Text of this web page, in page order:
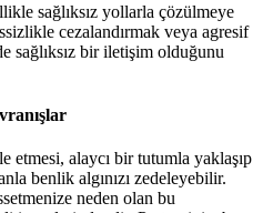
sağlıksız yollarla çözülmeye
cezalandırmak veya agresif
sağlıksız bir iletişim olduğunu
etmesi, alaycı bir tutumla yaklaşıp
benlik algınızı zedeleyebilir.
neden olan bu